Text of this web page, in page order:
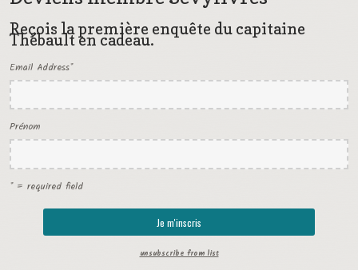
Reçois la première enquête du capitaine
Thébault en cadeau.
Email Address*
Prénom
* = required field
unsubscribe from list